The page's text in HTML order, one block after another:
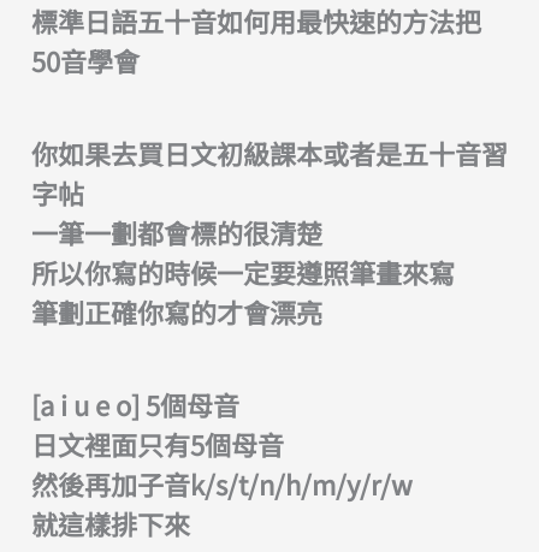
標準日語五十音如何用最快速的方法把
50音學會
你如果去買日文初級課本或者是五十音習
字帖
一筆一劃都會標的很清楚
所以你寫的時候一定要遵照筆畫來寫
筆劃正確你寫的才會漂亮
[a i u e o] 5個母音
日文裡面只有5個母音
然後再加子音k/s/t/n/h/m/y/r/w
就這樣排下來